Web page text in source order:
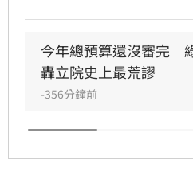
依既定時程推動完整的
資源能精準落實於生育
力支持國人家庭需求。
今年總預算還沒審完　
轟立院史上最荒謬
-356分鐘前